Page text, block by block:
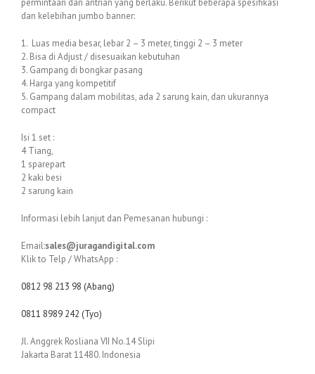
permintaan dan antrian yang berlaku. Berikut beberapa spesifikasi
dan kelebihan jumbo banner:
1. Luas media besar, lebar 2 – 3 meter, tinggi 2 – 3 meter
2. Bisa di Adjust / disesuaikan kebutuhan
3. Gampang di bongkar pasang
4. Harga yang kompetitif
5. Gampang dalam mobilitas, ada 2 sarung kain, dan ukurannya
compact
Isi 1 set :
4 Tiang,
1 sparepart
2 kaki besi
2 sarung kain
Informasi lebih lanjut dan Pemesanan hubungi :
Email:sales@juragandigital.com
Klik to Telp / WhatsApp :
0812 98 213 98 (Abang)
0811 8989 242 (Tyo)
Jl. Anggrek Rosliana VII No.14 Slipi
Jakarta Barat 11480. Indonesia